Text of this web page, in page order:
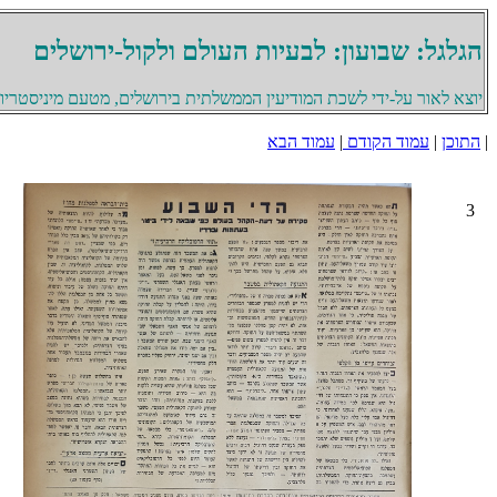
הגלגל: שבועון: לבעיות העולם ולקול-ירושלים
יוצא לאור על-ידי לשכת המודיעין הממשלתית בירושלים, מטעם
| התוכן | עמוד הקודם | עמוד הבא
3